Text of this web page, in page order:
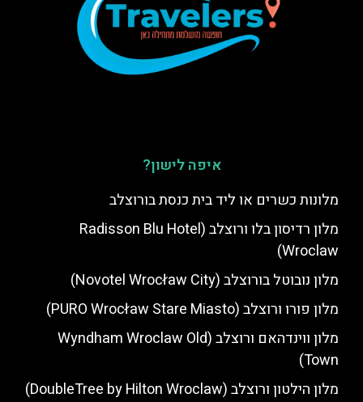
איפה לישון?
מלונות כשרים או ליד בית כנסת בורוצלב
מלון רדיסון בלו ורוצלב (Radisson Blu Hotel
Wroclaw)
מלון נובוטל בורוצלב (Novotel Wrocław City)
מלון פורו ורוצלב (PURO Wrocław Stare Miasto)
מלון ווינדהאם ורוצלב (Wyndham Wroclaw Old
Town)
מלון הילטון ורוצלב (DoubleTree by Hilton Wroclaw)